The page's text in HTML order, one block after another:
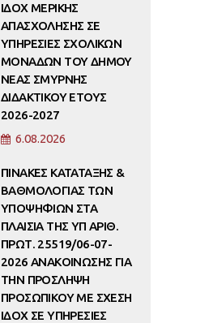
ΙΔΟΧ ΜΕΡΙΚΗΣ
ΑΠΑΣΧΟΛΗΣΗΣ ΣΕ
ΥΠΗΡΕΣΙΕΣ ΣΧΟΛΙΚΩΝ
ΜΟΝΑΔΩΝ ΤΟΥ ΔΗΜΟΥ
ΝΕΑΣ ΣΜΥΡΝΗΣ
ΔΙΔΑΚΤΙΚΟΥ ΕΤΟΥΣ
2026-2027
6.08.2026
ΠΙΝΑΚΕΣ ΚΑΤΑΤΑΞΗΣ &
ΒΑΘΜΟΛΟΓΙΑΣ ΤΩΝ
ΥΠΟΨΗΦΙΩΝ ΣΤΑ
ΠΛΑΙΣΙΑ ΤΗΣ ΥΠ ΑΡΙΘ.
ΠΡΩΤ. 25519/06-07-
2026 ΑΝΑΚΟΙΝΩΣΗΣ ΓΙΑ
ΤΗΝ ΠΡΟΣΛΗΨΗ
ΠΡΟΣΩΠΙΚΟΥ ΜΕ ΣΧΕΣΗ
ΙΔΟΧ ΣΕ ΥΠΗΡΕΣΙΕΣ